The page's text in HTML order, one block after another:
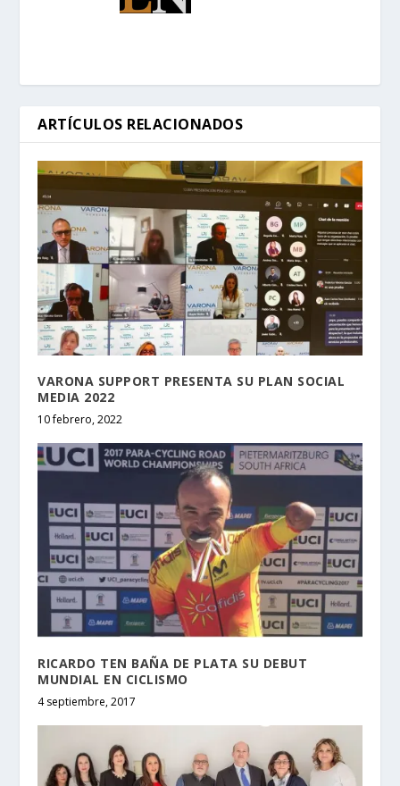
ARTÍCULOS RELACIONADOS
VARONA SUPPORT PRESENTA SU PLAN SOCIAL
MEDIA 2022
10 febrero, 2022
RICARDO TEN BAÑA DE PLATA SU DEBUT
MUNDIAL EN CICLISMO
4 septiembre, 2017